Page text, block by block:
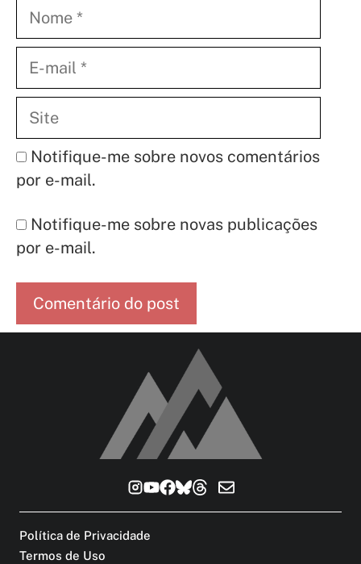
mail
Notifique-me sobre novos comentários
por e-mail.
Notifique-me sobre novas publicações
por e-mail.
Política de Privacidade
Termos de Uso